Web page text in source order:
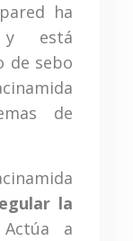
ha
y está
de sebo
de
la
a